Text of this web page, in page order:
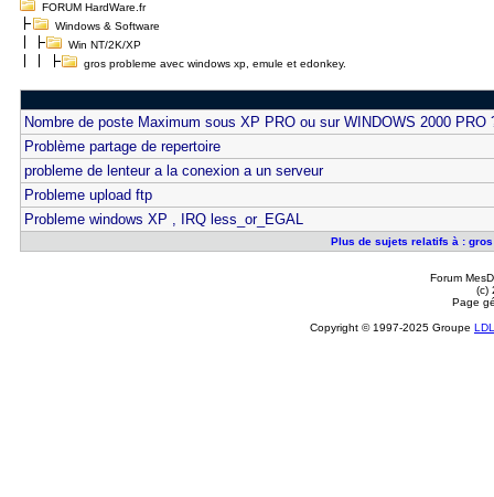
FORUM HardWare.fr
Windows & Software
Win NT/2K/XP
gros probleme avec windows xp, emule et edonkey.
Nombre de poste Maximum sous XP PRO ou sur WINDOWS 2000 PRO
Problème partage de repertoire
probleme de lenteur a la conexion a un serveur
Probleme upload ftp
Probleme windows XP , IRQ less_or_EGAL
Plus de sujets relatifs à :
Forum
(c)
Page
Copyright © 1997-2025 Groupe